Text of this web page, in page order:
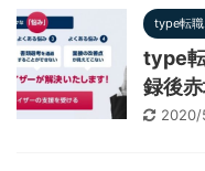
type転職
type
録後
2020/